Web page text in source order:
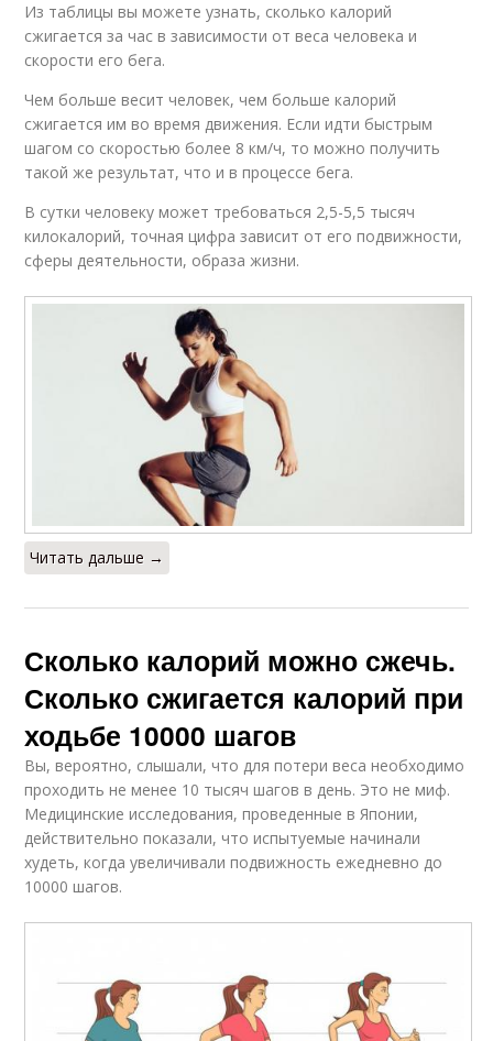
Из таблицы вы можете узнать, сколько калорий
сжигается за час в зависимости от веса человека и
скорости его бега.
Чем больше весит человек, чем больше калорий
сжигается им во время движения. Если идти быстрым
шагом со скоростью более 8 км/ч, то можно получить
такой же результат, что и в процессе бега.
В сутки человеку может требоваться 2,5-5,5 тысяч
килокалорий, точная цифра зависит от его подвижности,
сферы деятельности, образа жизни.
Читать дальше →
Сколько калорий можно сжечь.
Сколько сжигается калорий при
ходьбе 10000 шагов
Вы, вероятно, слышали, что для потери веса необходимо
проходить не менее 10 тысяч шагов в день. Это не миф.
Медицинские исследования, проведенные в Японии,
действительно показали, что испытуемые начинали
худеть, когда увеличивали подвижность ежедневно до
10000 шагов.